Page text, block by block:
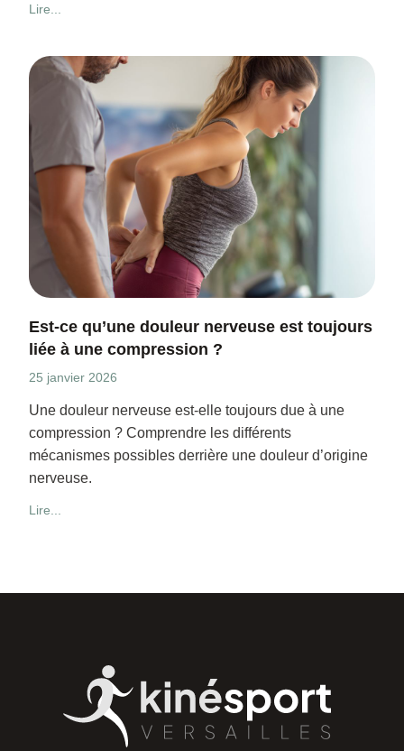
Lire...
Est-ce qu’une douleur nerveuse est toujours
liée à une compression ?
25 janvier 2026
Une douleur nerveuse est-elle toujours due à une
compression ? Comprendre les différents
mécanismes possibles derrière une douleur d’origine
nerveuse.
Lire...